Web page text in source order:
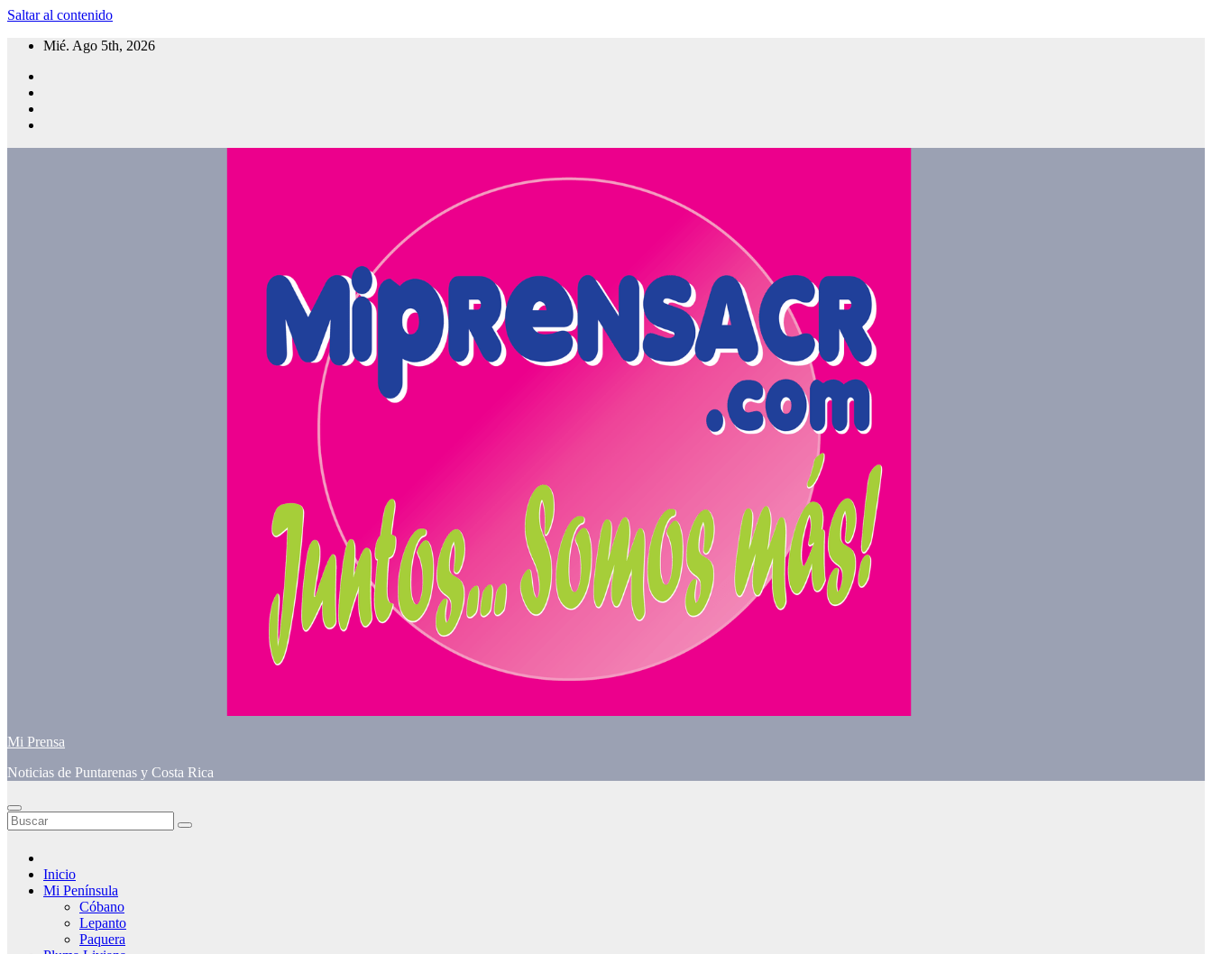
Saltar al contenido
Mié. Ago 5th, 2026
Mi Prensa
Noticias de Puntarenas y Costa Rica
Inicio
Mi Península
Cóbano
Lepanto
Paquera